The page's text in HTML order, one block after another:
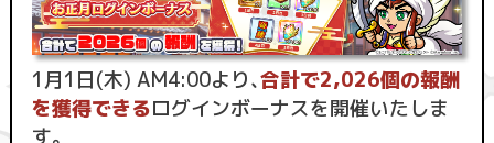
1月1日(木) AM4:00より、合計で2,026個の報酬
を獲得できるログインボーナスを開催いたしま
す。